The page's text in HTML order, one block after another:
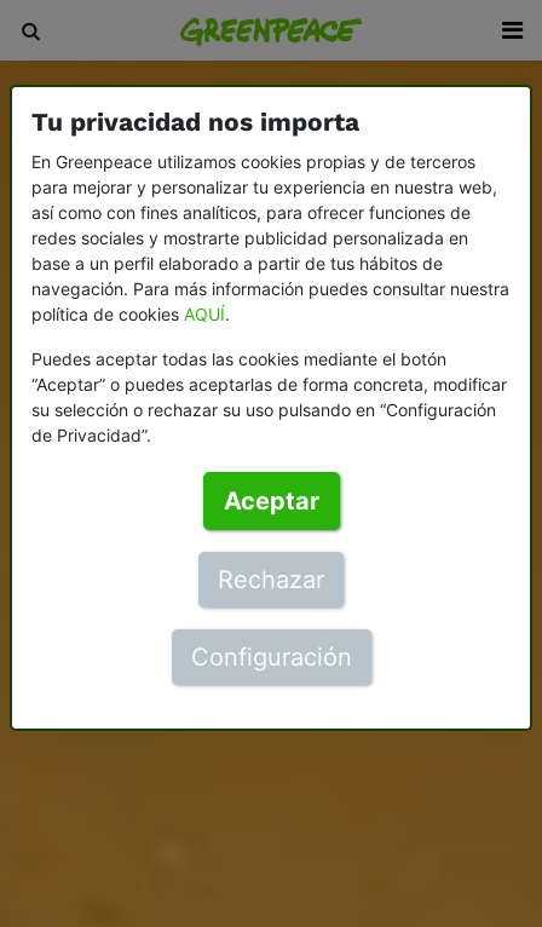
Tu privacidad nos importa
En Greenpeace utilizamos cookies propias y de terceros
para mejorar y personalizar tu experiencia en nuestra web,
así como con fines analíticos, para ofrecer funciones de
redes sociales y mostrarte publicidad personalizada en
base a un perfil elaborado a partir de tus hábitos de
navegación. Para más información puedes consultar nuestra
política de cookies AQUÍ.
Puedes aceptar todas las cookies mediante el botón
“Aceptar” o puedes aceptarlas de forma concreta, modificar
su selección o rechazar su uso pulsando en “Configuración
de Privacidad”.
Aceptar
Rechazar
Configuración